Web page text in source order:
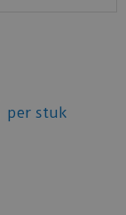
per stuk